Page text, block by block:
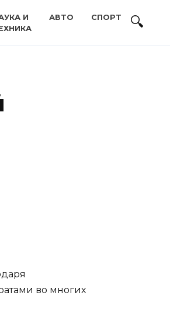
И
АВТО СПОРТ
во многих